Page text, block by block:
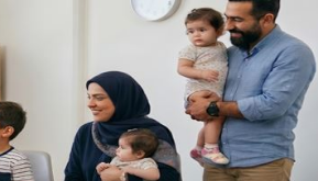
معاون فنی
چشم انداز و برنامه استراتژیک
مدارس
توسعه شبکه و ارتقاء سلامت
بهداشت محیط
بهداشت حرفه ای
پیشگیری و مبارزه با بیماریهای